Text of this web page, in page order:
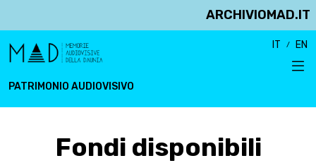
ARCHIVIOMAD.IT
PATRIMONIO AUDIOVISIVO
IT EN
Fondi disponibili